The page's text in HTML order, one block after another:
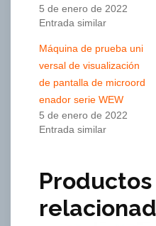
5 de enero de 2022
Entrada similar
Máquina de prueba uni
versal de visualización
de pantalla de microord
enador serie WEW
5 de enero de 2022
Entrada similar
Productos